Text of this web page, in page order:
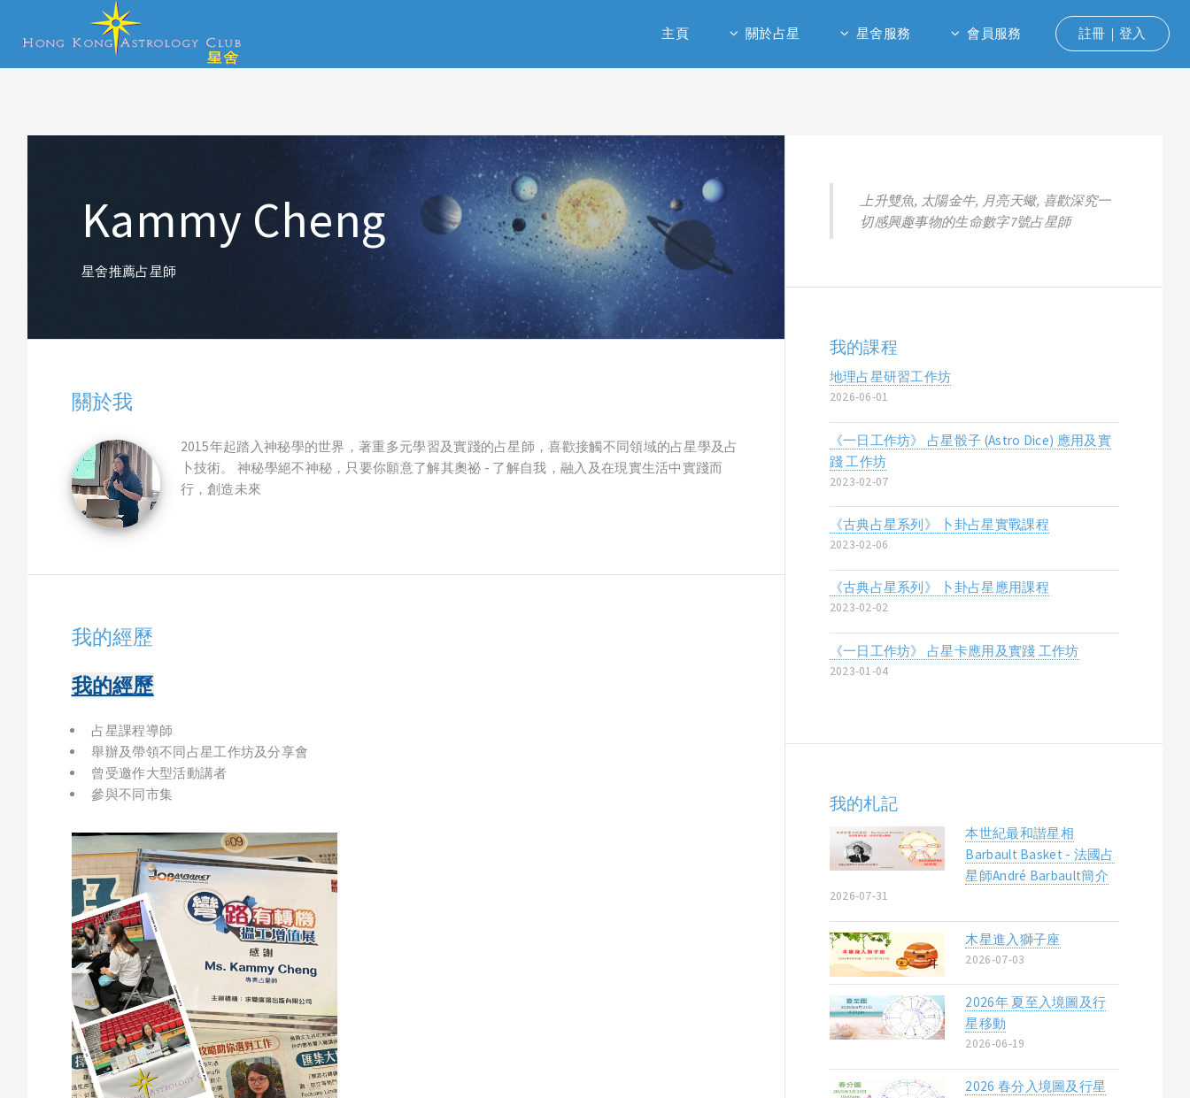
主頁 關於占星 星舍服務 會員服務 註冊｜登入
Kammy Cheng
星舍推薦占星師
關於我
2015年起踏入神秘學的世界，著重多元學習及實踐的占星師，喜歡接觸不同領域的占星學及占
卜技術。 神秘學絕不神秘，只要你願意了解其奧祕 - 了解自我，融入及在現實生活中實踐而
行，創造未來
我的經歷
我的經歷
占星課程導師
舉辦及帶領不同占星工作坊及分享會
曾受邀作大型活動講者
參與不同市集
上升雙魚, 太陽金牛, 月亮天蠍, 喜歡深究一
切感興趣事物的生命數字7號占星師
我的課程
地理占星研習工作坊
2026-06-01
《一日工作坊》 占星骰子 (Astro Dice) 應用及實
踐 工作坊
2023-02-07
《古典占星系列》 卜卦占星實戰課程
2023-02-06
《古典占星系列》 卜卦占星應用課程
2023-02-02
《一日工作坊》 占星卡應用及實踐 工作坊
2023-01-04
我的札記
本世紀最和諧星相
Barbault Basket - 法國占
星師André Barbault簡介
2026-07-31
木星進入獅子座
2026-07-03
2026年 夏至入境圖及行
星移動
2026-06-19
2026 春分入境圖及行星